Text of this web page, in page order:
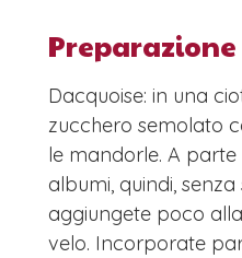
Preparazione
Dacquoise: in una
zucchero semolato
le mandorle. A
albumi, quindi,
aggiungete poco
velo. Incorporate